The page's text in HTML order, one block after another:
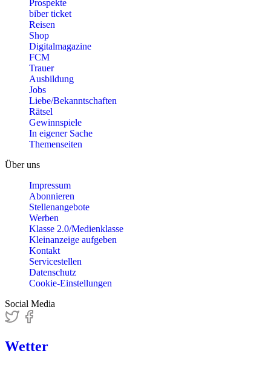
Prospekte
biber ticket
Reisen
Shop
Digitalmagazine
FCM
Trauer
Ausbildung
Jobs
Liebe/Bekanntschaften
Rätsel
Gewinnspiele
In eigener Sache
Themenseiten
Über uns
Impressum
Abonnieren
Stellenangebote
Werben
Klasse 2.0/Medienklasse
Kleinanzeige aufgeben
Kontakt
Servicestellen
Datenschutz
Cookie-Einstellungen
Social Media
Wetter